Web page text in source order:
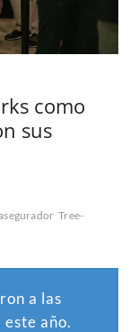
como
sus
Tree-
a las
año.